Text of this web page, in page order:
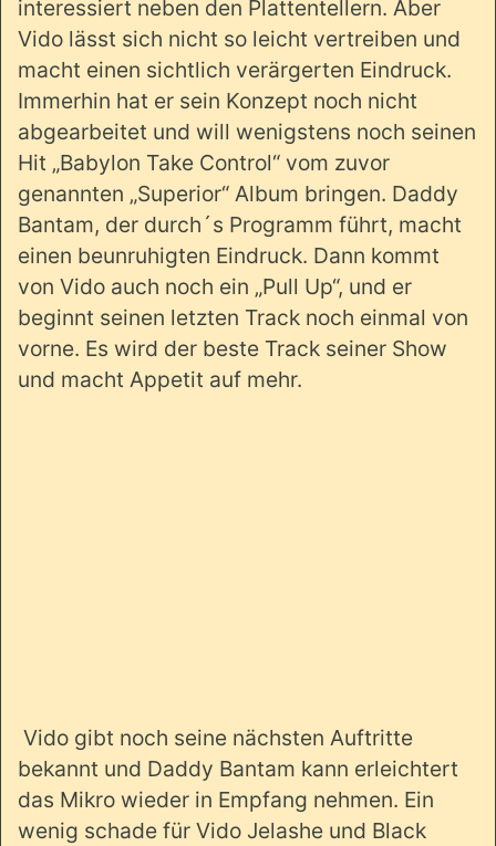
interessiert neben den Plattentellern. Aber
Vido lässt sich nicht so leicht vertreiben und
macht einen sichtlich verärgerten Eindruck.
Immerhin hat er sein Konzept noch nicht
abgearbeitet und will wenigstens noch seinen
Hit „Babylon Take Control“ vom zuvor
genannten „Superior“ Album bringen. Daddy
Bantam, der durch´s Programm führt, macht
einen beunruhigten Eindruck. Dann kommt
von Vido auch noch ein „Pull Up“, und er
beginnt seinen letzten Track noch einmal von
vorne. Es wird der beste Track seiner Show
und macht Appetit auf mehr.
Vido gibt noch seine nächsten Auftritte
bekannt und Daddy Bantam kann erleichtert
das Mikro wieder in Empfang nehmen. Ein
wenig schade für Vido Jelashe und Black